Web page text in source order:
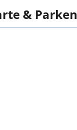
& Parken